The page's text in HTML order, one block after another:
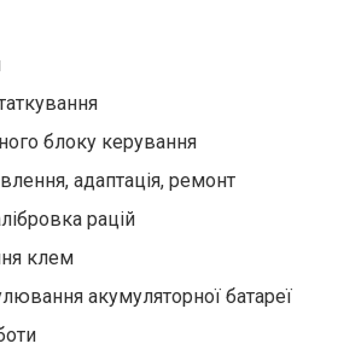
блоку керування
адаптація, ремонт
рацій
клем
акумуляторної батареї